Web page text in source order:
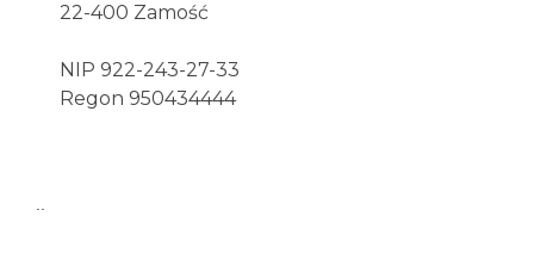
22-400 Zamość
NIP 922-243-27-33
Regon 950434444
..